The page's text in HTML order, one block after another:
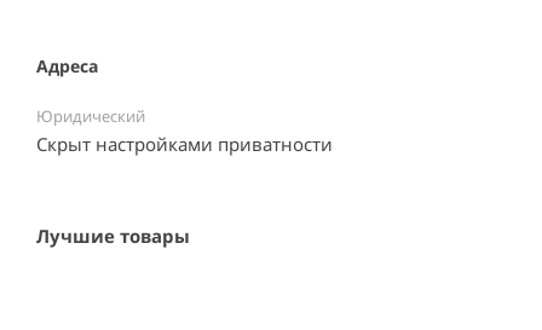
Адреса
Юридический
Скрыт настройками приватности
Лучшие товары